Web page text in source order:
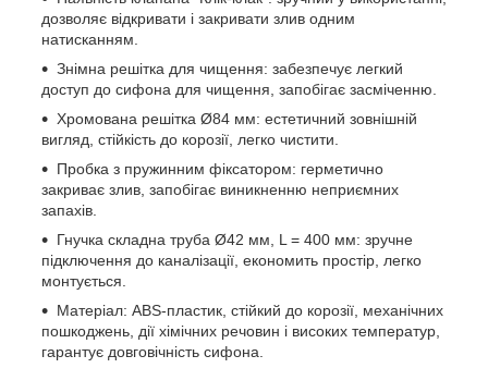
дозволяє відкривати і закривати злив одним
натисканням.
Знімна решітка для чищення: забезпечує легкий
доступ до сифона для чищення, запобігає засміченню.
Хромована решітка Ø84 мм: естетичний зовнішній
вигляд, стійкість до корозії, легко чистити.
Пробка з пружинним фіксатором: герметично
закриває злив, запобігає виникненню неприємних
запахів.
Гнучка складна труба Ø42 мм, L = 400 мм: зручне
підключення до каналізації, економить простір, легко
монтується.
Матеріал: ABS-пластик, стійкий до корозії, механічних
пошкоджень, дії хімічних речовин і високих температур,
гарантує довговічність сифона.